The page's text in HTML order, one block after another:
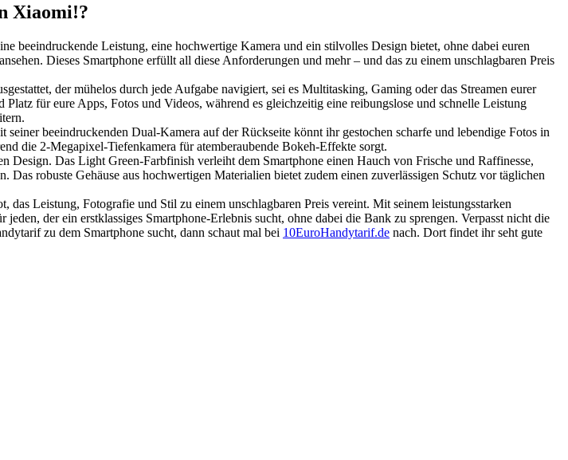
Xiaomi!?
beeindruckende Leistung, eine hochwertige Kamera und ein stilvolles Design bietet, ohne dabei euren
Dieses Smartphone erfüllt all diese Anforderungen und mehr – und das zu einem unschlagbaren Preis
der mühelos durch jede Aufgabe navigiert, sei es Multitasking, Gaming oder das Streamen eurer
für eure Apps, Fotos und Videos, während es gleichzeitig eine reibungslose und schnelle Leistung
beeindruckenden Dual-Kamera auf der Rückseite könnt ihr gestochen scharfe und lebendige Fotos in
die 2-Megapixel-Tiefenkamera für atemberaubende Bokeh-Effekte sorgt.
Das Light Green-Farbfinish verleiht dem Smartphone einen Hauch von Frische und Raffinesse,
robuste Gehäuse aus hochwertigen Materialien bietet zudem einen zuverlässigen Schutz vor täglichen
Leistung, Fotografie und Stil zu einem unschlagbaren Preis vereint. Mit seinem leistungsstarken
der ein erstklassiges Smartphone-Erlebnis sucht, ohne dabei die Bank zu sprengen. Verpasst nicht die
zu dem Smartphone sucht, dann schaut mal bei 10EuroHandytarif.de nach. Dort findet ihr seht gute